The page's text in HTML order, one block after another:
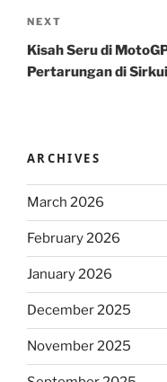
Next
Post
NEXT
Kisah Seru di
Pertarungan di
ARCHIVES
March 2026
February 2026
January 2026
December 2025
November 2025